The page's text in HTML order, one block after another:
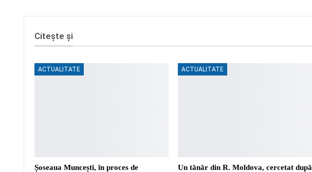
Citește și
ACTUALITATE
Șoseaua Muncești, în proces de
ACTUALITATE
Un tânăr din R. Moldova, cercetat după